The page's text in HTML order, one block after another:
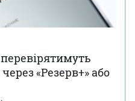
«Резерв+» або